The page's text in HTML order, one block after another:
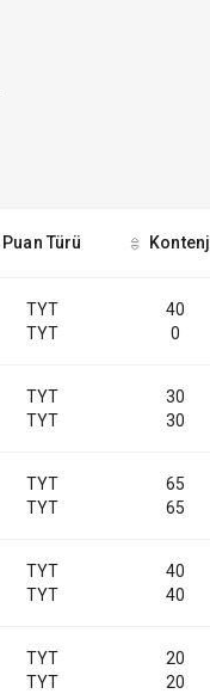
Puan Türü
TYT
TYT
40
0
TYT
TYT
30
30
TYT
TYT
65
65
TYT
TYT
40
40
TYT
TYT
20
20